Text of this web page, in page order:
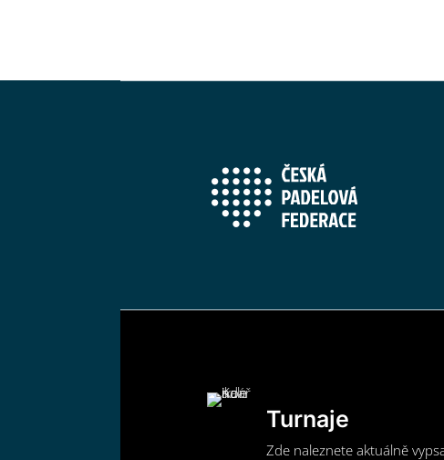
Turnaje
Zde naleznete aktuálně